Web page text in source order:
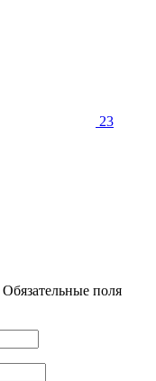
23
Обязательные поля